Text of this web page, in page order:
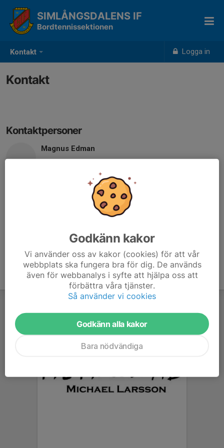
Kontakt Logga in
SIMLÅNGSDALENS IF
Bordtennissektionen
Kontakt
Kontaktpersoner
Magnus Edman
070-914 92 26
Godkänn kakor
Vi använder oss av kakor (cookies) för att vår
webbplats ska fungera bra för dig. De används
även för webbanalys i syfte att hjälpa oss att
förbättra våra tjänster.
Så använder vi cookies
Godkänn alla kakor
Bara nödvändiga